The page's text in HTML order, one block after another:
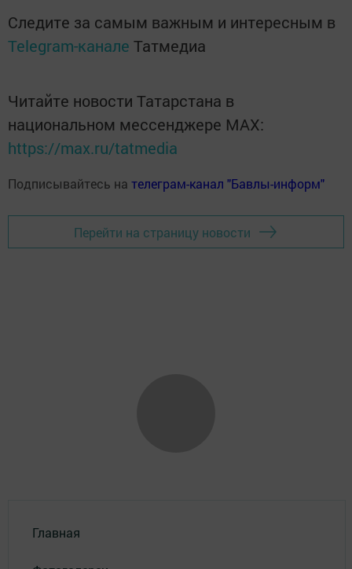
Следите за самым важным и интересным в
Telegram-канале Татмедиа
Читайте новости Татарстана в
национальном мессенджере MАХ:
https://max.ru/tatmedia
Подписывайтесь на телеграм-канал "Бавлы-информ"
Перейти на страницу новости
Главная